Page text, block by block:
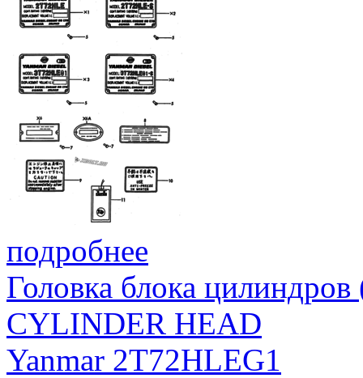
подробнее
Головка блока
CYLINDER HEAD
Yanmar 2T72HLEG1